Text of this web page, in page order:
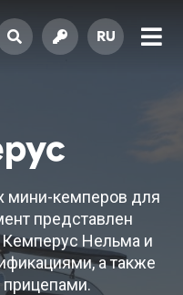
RU
мини-кемперов для
представлен
Нельма и
а также